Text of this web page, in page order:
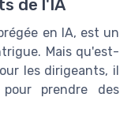
de l'IA
en IA, est un
Mais qu'est-
les dirigeants, il
prendre des